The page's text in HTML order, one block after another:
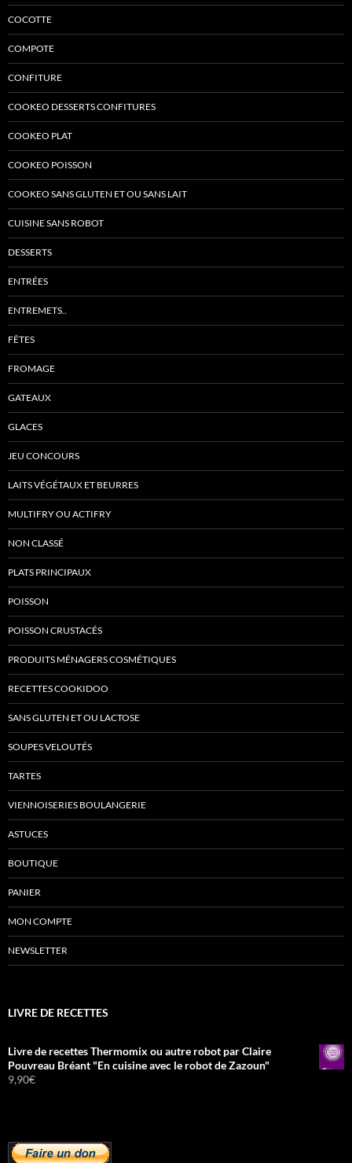
COCOTTE
COMPOTE
CONFITURE
COOKEO DESSERTS CONFITURES
COOKEO PLAT
COOKEO POISSON
COOKEO SANS GLUTEN ET OU SANS LAIT
CUISINE SANS ROBOT
DESSERTS
ENTRÉES
ENTREMETS..
FÊTES
FROMAGE
GATEAUX
GLACES
JEU CONCOURS
LAITS VÉGÉTAUX ET BEURRES
MULTIFRY OU ACTIFRY
NON CLASSÉ
PLATS PRINCIPAUX
POISSON
POISSON CRUSTACÉS
PRODUITS MÉNAGERS COSMÉTIQUES
RECETTES COOKIDOO
SANS GLUTEN ET OU LACTOSE
SOUPES VELOUTÉS
TARTES
VIENNOISERIES BOULANGERIE
ASTUCES
BOUTIQUE
PANIER
MON COMPTE
NEWSLETTER
LIVRE DE RECETTES
Livre de recettes Thermomix ou autre robot par Claire
Pouvreau Bréant "En cuisine avec le robot de Zazoun"
9,90€